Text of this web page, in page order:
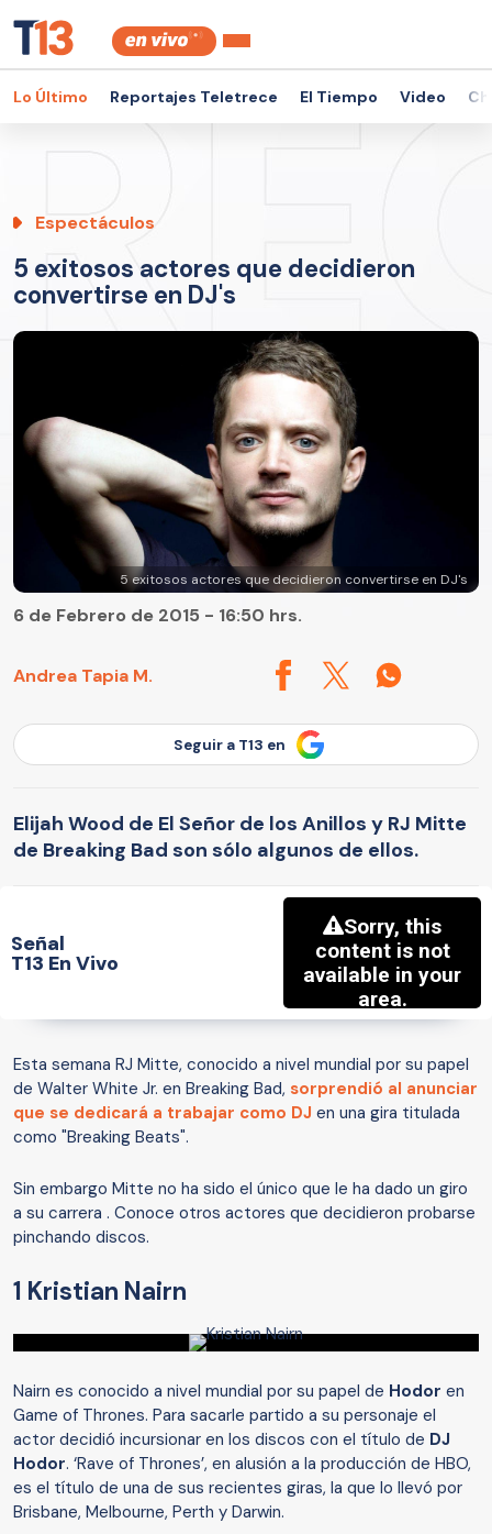
Lo Último Reportajes Teletrece El Tiempo Video
Espectáculos
5 exitosos actores que decidieron
convertirse en DJ's
5 exitosos actores que decidieron convertirse en DJ's
Andrea Tapia M.
6 de Febrero de 2015 - 16:50 hrs.
Seguir a T13 en
Elijah Wood de El Señor de los Anillos y RJ Mitte
de Breaking Bad son sólo algunos de ellos.
Señal
T13 En Vivo
Esta semana RJ Mitte, conocido a nivel mundial por su papel
de Walter White Jr. en Breaking Bad, sorprendió al anunciar
que se dedicará a trabajar como DJ en una gira titulada
como "Breaking Beats".
Sin embargo Mitte no ha sido el único que le ha dado un giro
a su carrera . Conoce otros actores que decidieron probarse
pinchando discos.
1 Kristian Nairn
Nairn es conocido a nivel mundial por su papel de Hodor en
Game of Thrones. Para sacarle partido a su personaje el
actor decidió incursionar en los discos con el título de DJ
Hodor. ‘Rave of Thrones’, en alusión a la producción de HBO,
es el título de una de sus recientes giras, la que lo llevó por
Brisbane, Melbourne, Perth y Darwin.